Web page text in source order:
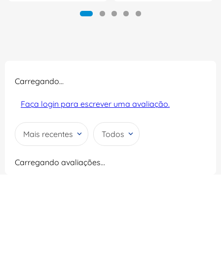
Carregando…
Faça login para escrever uma avaliação.
Mais recentes Todos
Carregando avaliações…